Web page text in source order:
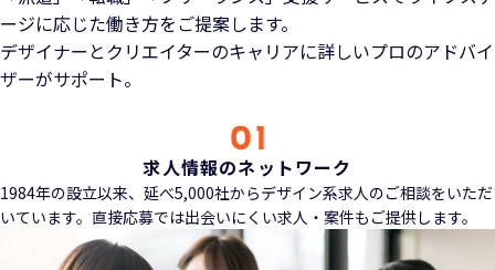
ージに応じた働き方をご提案します。
デザイナーとクリエイターのキャリアに詳しいプロのアドバイ
ザーがサポート。
求人情報のネットワーク
1984年の設立以来、延べ5,000社からデザイン系求人のご相談をいただ
いています。直接応募では出会いにくい求人・案件もご提供します。